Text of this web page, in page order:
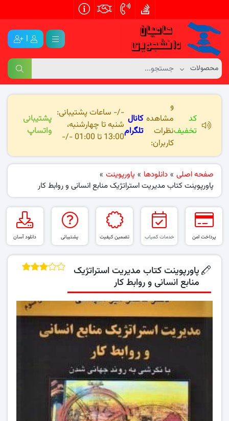
|
کد
تخفیف
و
مشاهده
نظرات
کاربران:
کانال
تلگرام
-/- ساعات پشتیبانی:
شنبه تا چهارشنبه،
13:00 تا 01:00 -/-
پشتیبانی
واتساپ
صفحه اصلی » دانلودها » پاورپوینت »
پاورپوینت کتاب مدیریت استراتژیک منابع انسانی و روابط کار
پرداخت امن خدمات کمیاب تضمین کیفیت پشتیبانی دانلود آسان
پاورپوینت کتاب مدیریت استراتژیک
منابع انسانی و روابط کار